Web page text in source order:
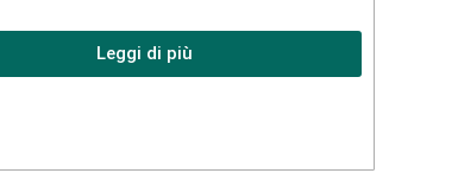
Leggi di più